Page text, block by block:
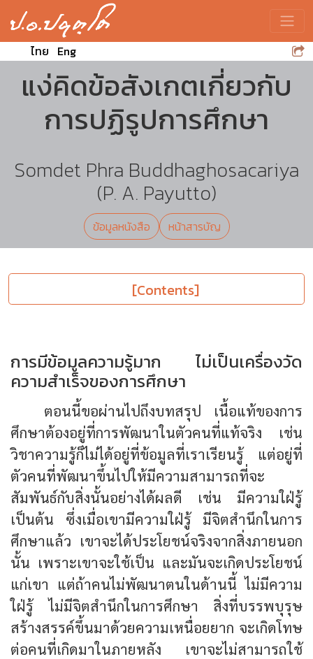
ไทย Eng
แง่คิดข้อสังเกตเกี่ยวกับ
การปฏิรูปการศึกษา
Somdet Phra Buddhaghosacariya
(P. A. Payutto)
ข้อมูลหนังสือ หน้าสารบัญ
[Contents]
การมีข้อมูลความรู้มาก ไม่เป็นเครื่องวัด
ความสำเร็จของการศึกษา
ตอนนี้ขอผ่านไปถึงบทสรุป เนื้อแท้ของการ
ศึกษาต้องอยู่ที่การพัฒนาในตัวคนที่แท้จริง เช่น
วิชาความรู้ก็ไม่ได้อยู่ที่ข้อมูลที่เราเรียนรู้ แต่อยู่ที่
ตัวคนที่พัฒนาขึ้นไปให้มีความสามารถที่จะ
สัมพันธ์กับสิ่งนั้นอย่างได้ผลดี เช่น มีความใฝ่รู้
เป็นต้น ซึ่งเมื่อเขามีความใฝ่รู้ มีจิตสำนึกในการ
ศึกษาแล้ว เขาจะได้ประโยชน์จริงจากสิ่งภายนอก
นั้น เพราะเขาจะใช้เป็น และมันจะเกิดประโยชน์
แก่เขา แต่ถ้าคนไม่พัฒนาตนในด้านนี้ ไม่มีความ
ใฝ่รู้ ไม่มีจิตสำนึกในการศึกษา สิ่งที่บรรพบุรุษ
สร้างสรรค์ขึ้นมาด้วยความเหนื่อยยาก จะเกิดโทษ
ต่อคนที่เกิดมาในภายหลัง เขาจะไม่สามารถใช้